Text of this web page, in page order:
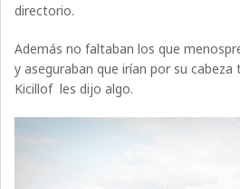
directorio.
Además no faltaban los que
y aseguraban que irían por su cabeza
Kicillof les dijo algo.